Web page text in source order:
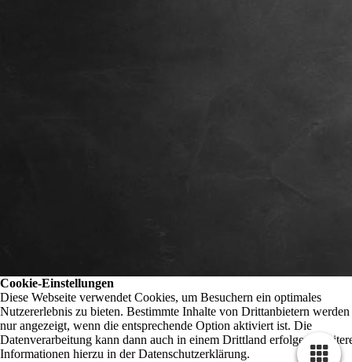
Cookie-Einstellungen
Diese Webseite verwendet Cookies, um Besuchern ein optimales
Nutzererlebnis zu bieten. Bestimmte Inhalte von Drittanbietern werden
nur angezeigt, wenn die entsprechende Option aktiviert ist. Die
Datenverarbeitung kann dann auch in einem Drittland erfolgen.
Informationen hierzu in der Datenschutzerklärung.